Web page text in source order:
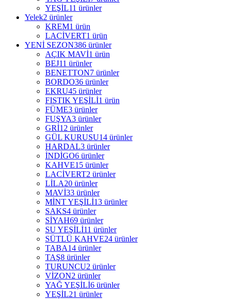
YEŞİL11 ürünler
Yelek2 ürünler
KREM1 ürün
LACİVERT1 ürün
YENİ SEZON386 ürünler
AÇIK MAVİ1 ürün
BEJ11 ürünler
BENETTON7 ürünler
BORDO36 ürünler
EKRU45 ürünler
FISTIK YEŞİLİ1 ürün
FÜME3 ürünler
FUŞYA3 ürünler
GRİ12 ürünler
GÜL KURUSU14 ürünler
HARDAL3 ürünler
İNDİGO6 ürünler
KAHVE15 ürünler
LACİVERT2 ürünler
LİLA20 ürünler
MAVİ33 ürünler
MİNT YEŞİLİ13 ürünler
SAKS4 ürünler
SİYAH69 ürünler
SU YEŞİLİ11 ürünler
SÜTLÜ KAHVE24 ürünler
TABA14 ürünler
TAŞ8 ürünler
TURUNCU2 ürünler
VİZON2 ürünler
YAĞ YEŞİLİ6 ürünler
YEŞİL21 ürünler